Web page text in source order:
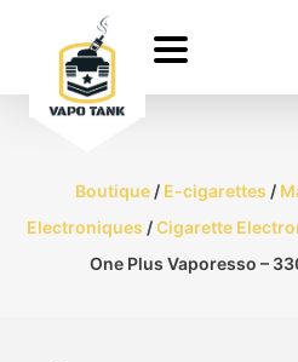
Boutique/ E-cigarettes /
Electroniques /Cigarette
One Plus Vaporesso –